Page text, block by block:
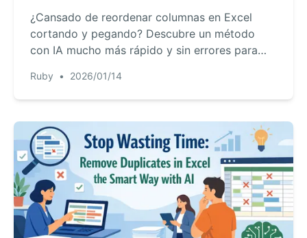
columnas en Excel
¿Cansado de reordenar columnas en Excel
cortando y pegando? Descubre un método
con IA mucho más rápido y sin errores para
minutos.
Ruby • 2026/01/14